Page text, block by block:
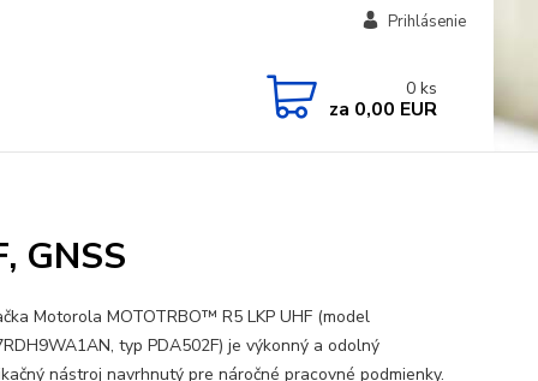
Prihlásenie
0 ks
za 0,00 EUR
GNSS
Motorola MOTOTRBO™ R5 LKP UHF (model
typ PDA502F) je výkonný a odolný
nástroj navrhnutý pre náročné pracovné podmienky.